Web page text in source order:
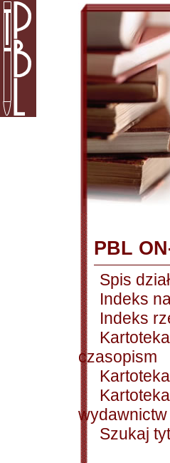
PBL
Spis
Indeks
Indeks
Kartoteka
czasopism
Kartoteka
wydawnictw
Szukaj